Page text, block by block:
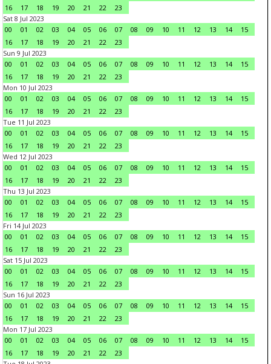
16
17 18 19 20 21 22
23
Sat 8 Jul 2023
00
01 02 03 04 05 06 07 08 09 10 11 12 13 14
15
16
17 18 19 20 21 22
23
Sun 9 Jul 2023
00
01 02 03 04 05 06 07 08 09 10 11 12 13 14
15
16
17 18 19 20 21 22
23
Mon 10 Jul 2023
00
01 02 03 04 05 06 07 08 09 10 11 12 13 14
15
16
17 18 19 20 21 22
23
Tue 11 Jul 2023
00
01 02 03 04 05 06 07 08 09 10 11 12 13 14
15
16
17 18 19 20 21 22
23
Wed 12 Jul 2023
00
01 02 03 04 05 06 07 08 09 10 11 12 13 14
15
16
17 18 19 20 21 22
23
Thu 13 Jul 2023
00
01 02 03 04 05 06 07 08 09 10 11 12 13 14
15
16
17 18 19 20 21 22
23
Fri 14 Jul 2023
00
01 02 03 04 05 06 07 08 09 10 11 12 13 14
15
16
17 18 19 20 21 22
23
Sat 15 Jul 2023
00
01 02 03 04 05 06 07 08 09 10 11 12 13 14
15
16
17 18 19 20 21 22
23
Sun 16 Jul 2023
00
01 02 03 04 05 06 07 08 09 10 11 12 13 14
15
16
17 18 19 20 21 22
23
Mon 17 Jul 2023
00
01 02 03 04 05 06 07 08 09 10 11 12 13 14
15
16
17 18 19 20 21 22
23